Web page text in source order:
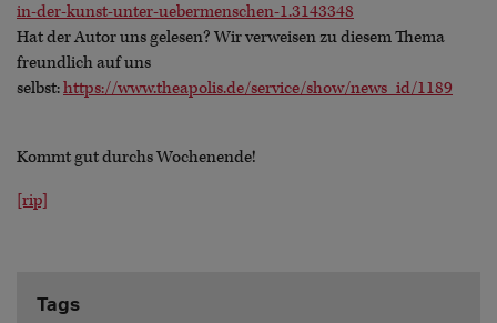
in-der-kunst-unter-uebermenschen-1.3143348
Hat der Autor uns gelesen? Wir verweisen zu diesem Thema
freundlich auf uns
selbst:https://www.theapolis.de/service/show/news_id/1189
Kommt gut durchs Wochenende!
[rip]
Tags